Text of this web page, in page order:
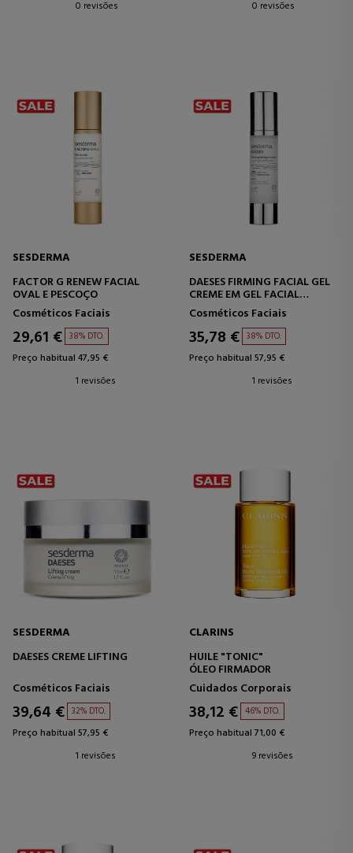
0 revisões
0 revisões
SESDERMA
FACTOR G RENEW FACIAL
OVAL E PESCOÇO
Cosméticos Faciais
29,61 € 38% DTO.
Preço habitual 47,95 €
1 revisões
SESDERMA
DAESES FIRMING FACIAL GEL
CREME EM GEL FACIAL
FIRMADOR
Cosméticos Faciais
35,78 € 38% DTO.
Preço habitual 57,95 €
1 revisões
SESDERMA
DAESES CREME LIFTING
Cosméticos Faciais
39,64 € 32% DTO.
Preço habitual 57,95 €
1 revisões
CLARINS
HUILE "TONIC"
ÓLEO FIRMADOR
Cuidados Corporais
38,12 € 46% DTO.
Preço habitual 71,00 €
9 revisões